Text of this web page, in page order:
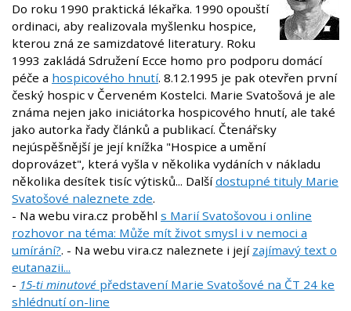
Do roku 1990 praktická lékařka. 1990 opouští
ordinaci, aby realizovala myšlenku hospice,
kterou zná ze samizdatové literatury. Roku
1993 zakládá Sdružení Ecce homo pro podporu domácí
péče a hospicového hnutí. 8.12.1995 je pak otevřen první
český hospic v Červeném Kostelci. Marie Svatošová je ale
známa nejen jako iniciátorka hospicového hnutí, ale také
jako autorka řady článků a publikací. Čtenářsky
nejúspěšnější je její knížka "Hospice a umění
doprovázet", která vyšla v několika vydáních v nákladu
několika desítek tisíc výtisků... Dalšídostupné tituly Marie
Svatošové naleznete zde.
- Na webu vira.cz proběhl s Marií Svatošovou i online
rozhovor na téma: Může mít život smysl i v nemoci a
umírání?. - Na webu vira.cz naleznete i její zajímavý text o
eutanazii...
- 15-ti minutové představení Marie Svatošové na ČT 24 ke
shlédnutí on-line